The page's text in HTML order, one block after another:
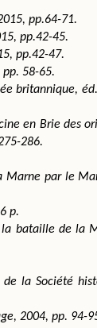
pp.64-71.
pp.42-45.
pp.42-47.
58-65.
britannique,
en Brie des
286.
par le
p.
bataille de la
de la Société
2004, pp. 94-